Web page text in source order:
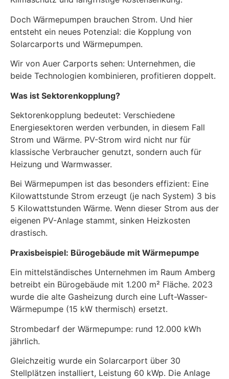
Doch Wärmepumpen brauchen Strom. Und hier
entsteht ein neues Potenzial: die Kopplung von
Solarcarports und Wärmepumpen.
Wir von Auer Carports sehen: Unternehmen, die
beide Technologien kombinieren, profitieren doppelt.
Was ist Sektorenkopplung?
Sektorenkopplung bedeutet: Verschiedene
Energiesektoren werden verbunden, in diesem Fall
Strom und Wärme. PV-Strom wird nicht nur für
klassische Verbraucher genutzt, sondern auch für
Heizung und Warmwasser.
Bei Wärmepumpen ist das besonders effizient: Eine
Kilowattstunde Strom erzeugt (je nach System) 3 bis
5 Kilowattstunden Wärme. Wenn dieser Strom aus der
eigenen PV-Anlage stammt, sinken Heizkosten
drastisch.
Praxisbeispiel: Bürogebäude mit Wärmepumpe
Ein mittelständisches Unternehmen im Raum Amberg
betreibt ein Bürogebäude mit 1.200 m² Fläche. 2023
wurde die alte Gasheizung durch eine Luft-Wasser-
Wärmepumpe (15 kW thermisch) ersetzt.
Strombedarf der Wärmepumpe: rund 12.000 kWh
jährlich.
Gleichzeitig wurde ein Solarcarport über 30
Stellplätzen installiert, Leistung 60 kWp. Die Anlage